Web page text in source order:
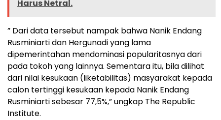
Harus Netral.
” Dari data tersebut nampak bahwa Nanik Endang
Rusminiarti dan Hergunadi yang lama
dipemerintahan mendominasi popularitasnya dari
pada tokoh yang lainnya. Sementara itu, bila dilihat
dari nilai kesukaan (liketabilitas) masyarakat kepada
calon tertinggi kesukaan kepada Nanik Endang
Rusminiarti sebesar 77,5%,” ungkap The Republic
Institute.